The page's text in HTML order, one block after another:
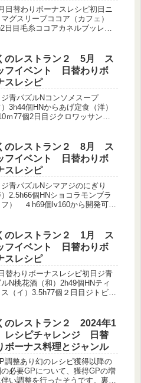
日替わりボーナスレシピ初日ニ
マグスリーブココア（カフェ）
日目毛糸ココアカネルブッレ
）6.5h5日目毛糸ベーグル
）6.5h6日目チョコラー...
のレストラン２ 5月 ス
フイベント 日替わりボ
スレシピ
青パズルNコンソメスープ
）3h44個HNからあげ定食（洋）
ｍ77個2日目ジクロワッサン
（フ）N佐藤錦の冷製スパゲッ
（イ）HN黄パズルR...
のレストラン２ 8月 ス
フイベント 日替わりボ
スレシピ
青パズルNシマアジのにぎり
）2.5h66個HNショコラモンブラ
フ） ４h69個lv160から開発可能
花酒（和）Nキャビアの冷製カ
ーニ（イ）H...
のレストラン２ 1月 ス
フイベント 日替わりボ
スレシピ
替わりボーナスレシピ初日ジ青
N桃花酒（和）2h49個HNティ
ス（イ）3.5h77個２日目ジトビウ
ルデュ（フ）N上カルビ(韓）
パズルRソーセ...
のレストラン２ 2024年1
シピチャレンジ 日替
ボーナス料理とジャンル
調整あり幻のレシピ獲得以降の
必要GPについて、獲得GPの増
伴い調整を行ったそうです。裏の